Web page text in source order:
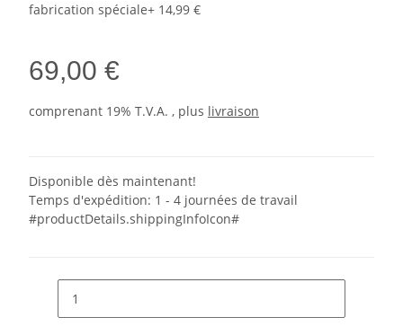
fabrication spéciale+ 14,99 €
69,00 €
comprenant 19% T.V.A. , plus livraison
Disponible dès maintenant!
Temps d'expédition: 1 - 4 journées de travail
#productDetails.shippingInfoIcon#